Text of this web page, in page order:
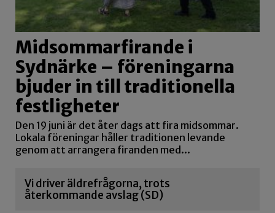
Midsommarfirande i
Sydnärke – föreningarna
bjuder in till traditionella
festligheter
Den 19 juni är det åter dags att fira midsommar.
Lokala föreningar håller traditionen levande
genom att arrangera firanden med...
Vi driver äldrefrågorna, trots
återkommande avslag (SD)